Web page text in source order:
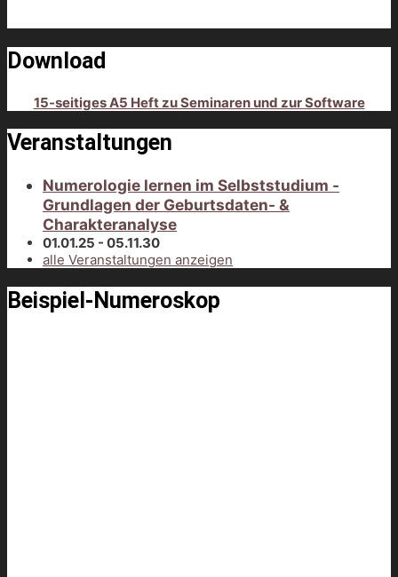
Download
15-seitiges A5 Heft zu Seminaren und zur Software
Veranstaltungen
Numerologie lernen im Selbststudium -
Grundlagen der Geburtsdaten- &
Charakteranalyse
01.01.25 - 05.11.30
alle Veranstaltungen anzeigen
Beispiel-Numeroskop